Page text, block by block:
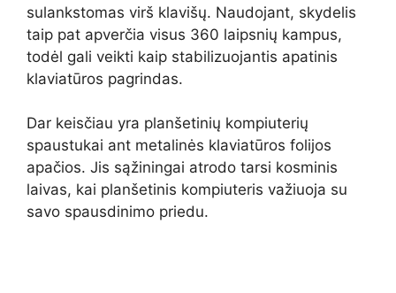
sulankstomas virš klavišų. Naudojant, skydelis
taip pat apverčia visus 360 laipsnių kampus,
todėl gali veikti kaip stabilizuojantis apatinis
klaviatūros pagrindas.
Dar keisčiau yra planšetinių kompiuterių
spaustukai ant metalinės klaviatūros folijos
apačios. Jis sąžiningai atrodo tarsi kosminis
laivas, kai planšetinis kompiuteris važiuoja su
savo spausdinimo priedu.